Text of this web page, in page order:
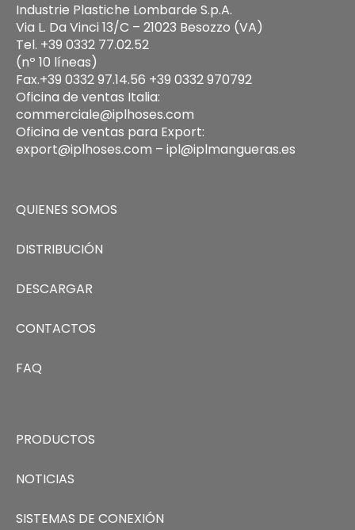
Industrie Plastiche Lombarde S.p.A.
Via L. Da Vinci 13/C – 21023 Besozzo (VA)
Tel. +39 0332 77.02.52
(nº 10 líneas)
Fax.+39 0332 97.14.56 +39 0332 970792
Oficina de ventas Italia:
commerciale@iplhoses.com
Oficina de ventas para Export:
export@iplhoses.com – ipl@iplmangueras.es
QUIENES SOMOS
DISTRIBUCIÓN
DESCARGAR
CONTACTOS
FAQ
PRODUCTOS
NOTICIAS
SISTEMAS DE CONEXIÓN